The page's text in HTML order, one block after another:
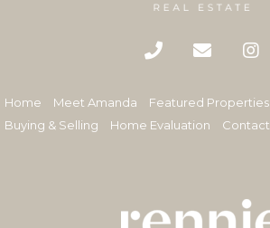
Home Meet Amanda Featured Properties
Buying & Selling
Home Evaluation Contact